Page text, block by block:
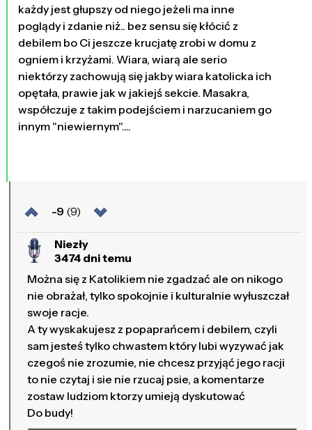
każdy jest głupszy od niego jeżeli ma inne
poglądy i zdanie niż.. bez sensu się kłócić z
debilem bo Ci jeszcze krucjatę zrobi w domu z
ogniem i krzyżami. Wiara, wiarą ale serio
niektórzy zachowują się jakby wiara katolicka ich
opętała, prawie jak w jakiejś sekcie. Masakra,
współczuje z takim podejściem i narzucaniem go
innym "niewiernym"....
-9 (9)
Niezły
3474 dni temu
Można się z Katolikiem nie zgadzać ale on nikogo
nie obrażał, tylko spokojnie i kulturalnie wyłuszczał
swoje racje.
A ty wyskakujesz z popaprańcem i debilem, czyli
sam jesteś tylko chwastem który lubi wyzywać jak
czegoś nie zrozumie, nie chcesz przyjąć jego racji
to nie czytaj i sie nie rzucaj psie, a komentarze
zostaw ludziom ktorzy umieją dyskutować
Do budy!